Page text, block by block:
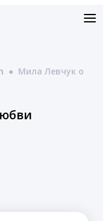
● Мила Левчук о